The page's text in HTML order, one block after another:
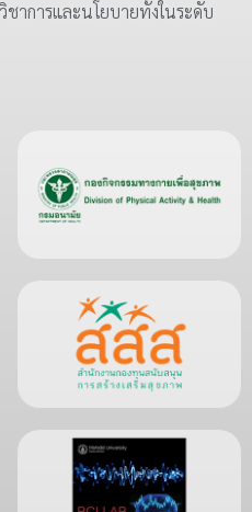
าการและนโยบายทั้งในระดับ